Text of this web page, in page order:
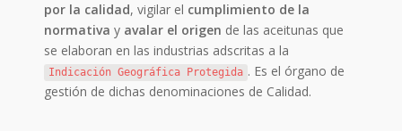
por la calidad, vigilar el cumplimiento de la
normativa y avalar el origen de las aceitunas que
se elaboran en las industrias adscritas a la
Indicación Geográfica Protegida . Es el órgano de
gestión de dichas denominaciones de Calidad.